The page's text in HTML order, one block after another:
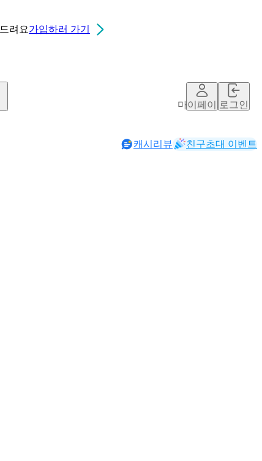
드려요가입하러 가기
마이페이지로그인
캐시리뷰 친구초대 이벤트